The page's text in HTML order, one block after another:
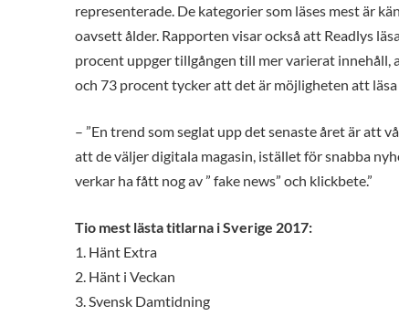
representerade. De kategorier som läses mest är
oavsett ålder. Rapporten visar också att Readlys
procent uppger tillgången till mer varierat innehåll,
och 73 procent tycker att det är möjligheten att
– ”En trend som seglat upp det senaste året är att
att de väljer digitala magasin, istället för snabba
verkar ha fått nog av ” fake news” och klickbete.”
Tio mest lästa titlarna i Sverige 2017:
1. Hänt Extra
2. Hänt i Veckan
3. Svensk Damtidning